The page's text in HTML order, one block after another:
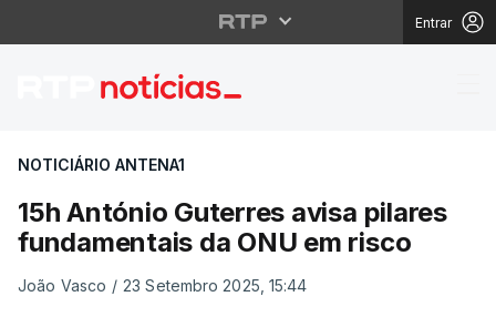
Entrar
15h António Guterres
NOTICIÁRIO ANTENA1
15h António Guterres avisa pilares
fundamentais da ONU em risco
João Vasco / 23 Setembro 2025, 15:44